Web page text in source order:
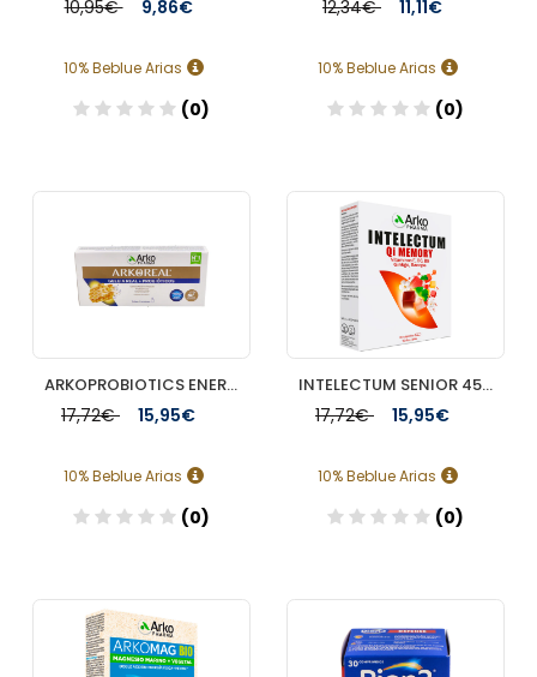
10,95€ 9,86€
10% Beblue Arias
(0)
12,34€ 11,11€
10% Beblue Arias
(0)
ARKOPROBIOTICS ENERGIA Y DEFENSAS JALEA REAL ADULTOS 7 UNIDOSIS
17,72€ 15,95€
10% Beblue Arias
(0)
Añadir
INTELECTUM SENIOR 45 CAPS
17,72€ 15,95€
10% Beblue Arias
(0)